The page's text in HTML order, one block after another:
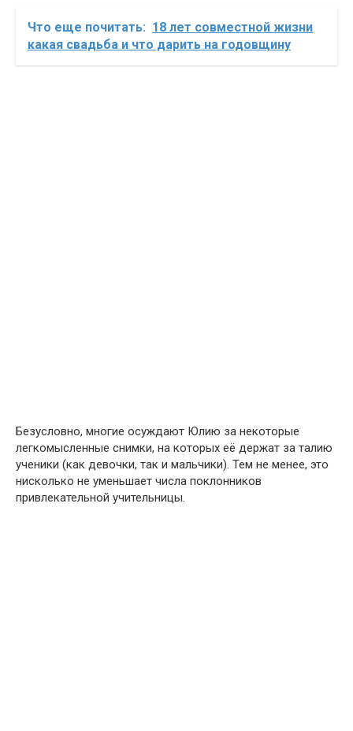
Что еще почитать: 18 лет совместной жизни
какая свадьба и что дарить на годовщину
Безусловно, многие осуждают Юлию за некоторые
легкомысленные снимки, на которых её держат за талию
ученики (как девочки, так и мальчики). Тем не менее, это
нисколько не уменьшает числа поклонников
привлекательной учительницы.